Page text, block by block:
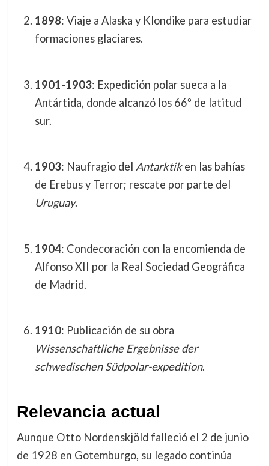
1898: Viaje a Alaska y Klondike para estudiar
formaciones glaciares.
1901-1903: Expedición polar sueca a la
Antártida, donde alcanzó los 66º de latitud
sur.
1903: Naufragio del Antarktiken las bahías
de Erebus y Terror; rescate por parte del
Uruguay.
1904: Condecoración con la encomienda de
Alfonso XII por la Real Sociedad Geográfica
de Madrid.
1910: Publicación de su obra
Wissenschaftliche Ergebnisse der
schwedischen Südpolar-expedition.
Relevancia actual
Aunque Otto Nordenskjöld falleció el 2 de junio
de 1928 en Gotemburgo, su legado continúa